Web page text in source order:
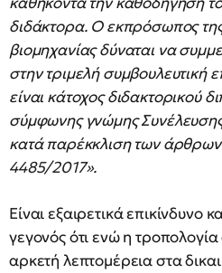
διδάκτορα. Ο εκπρόσωπος
βιομηχανίας δύναται να
στην τριμελή συμβουλευτική
είναι κάτοχος διδακτορικού
σύμφωνης γνώμης
κατά παρέκκλιση των άρθρων
4485/2017».
Είναι εξαιρετικά επικίνδυνο
γεγονός ότι ενώ η
αρκετή λεπτομέρεια στα